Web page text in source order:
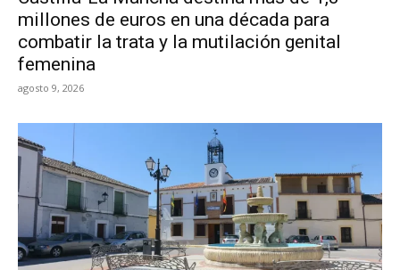
millones de euros en una década para
combatir la trata y la mutilación genital
femenina
agosto 9, 2026